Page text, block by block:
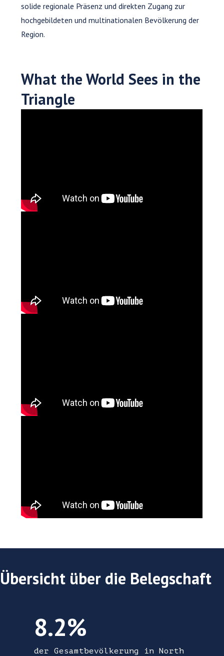
solide regionale Präsenz und direkten Zugang zur
hochgebildeten und multinationalen Bevölkerung der
Region.
What the World Sees in the
Triangle
Übersicht über die Belegschaft
8.2%
der Gesamtbevölkerung in North
8,21 TP3T der Gesamtbevölkerung in